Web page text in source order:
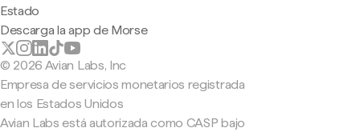
Estado
Descarga la app de Morse
© 2026 Avian Labs, Inc
Empresa de servicios monetarios registrada
en los Estados Unidos
Avian Labs está autorizada como CASP bajo